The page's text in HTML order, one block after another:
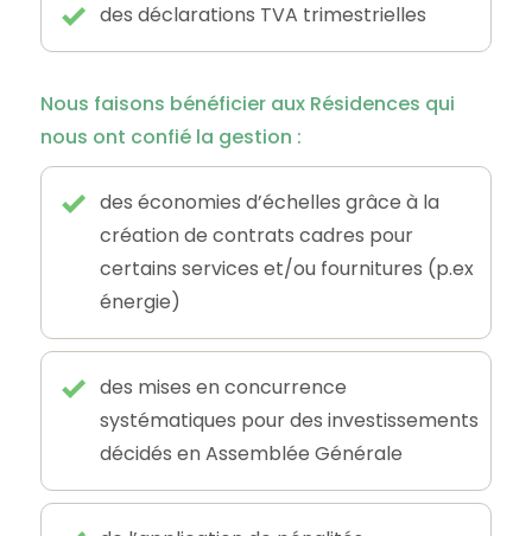
des déclarations TVA trimestrielles
Nous faisons bénéficier aux Résidences qui
nous ont confié la gestion :
des économies d’échelles grâce à la
création de contrats cadres pour
certains services et/ou fournitures (p.ex
énergie)
des mises en concurrence
systématiques pour des investissements
décidés en Assemblée Générale